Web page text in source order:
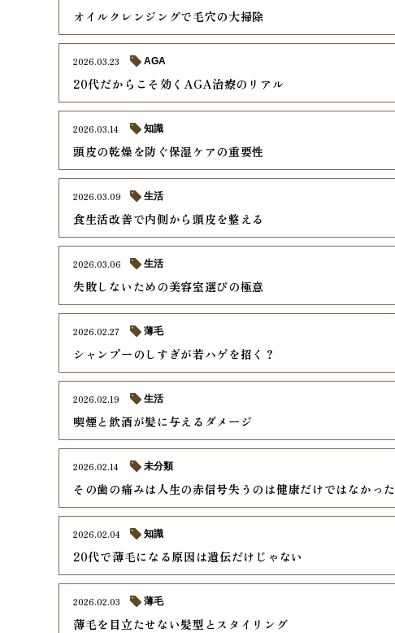
オイルクレンジングで毛穴の大掃除
20代だからこそ効くAGA治療のリアル
2026.03.23 AGA
頭皮の乾燥を防ぐ保湿ケアの重要性
2026.03.14 知識
食生活改善で内側から頭皮を整える
2026.03.09 生活
失敗しないための美容室選びの極意
2026.03.06 生活
シャンプーのしすぎが若ハゲを招く？
2026.02.27 薄毛
喫煙と飲酒が髪に与えるダメージ
2026.02.19 生活
その歯の痛みは人生の赤信号失うのは健康だけではなかった
2026.02.14 未分類
20代で薄毛になる原因は遺伝だけじゃない
2026.02.04 知識
薄毛を目立たせない髪型とスタイリング
2026.02.03 薄毛